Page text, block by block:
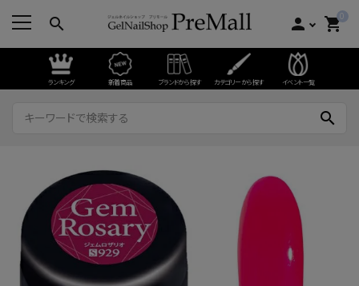
search person 0
shopping_cart
ランキング 新着商品 ブランドから探す カテゴリーから探す イベント一覧
search